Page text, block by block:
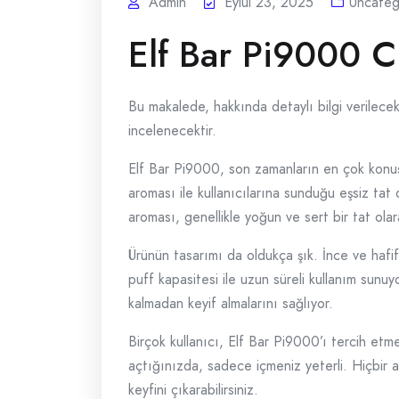
Elf Bar Pi9000
Bu makalede, hakkında detaylı bilgi
incelenecektir.
Elf Bar Pi9000, son zamanların en çok
aroması ile kullanıcılarına sunduğu eşsiz
aroması, genellikle yoğun ve sert bir tat
Ürünün tasarımı da oldukça şık. İnce ve
puff kapasitesi ile uzun süreli kullanım
kalmadan keyif almalarını sağlıyor.
Birçok kullanıcı, Elf Bar Pi9000’ı tercih
açtığınızda, sadece içmeniz yeterli. Hiçbir
keyfini çıkarabilirsiniz.